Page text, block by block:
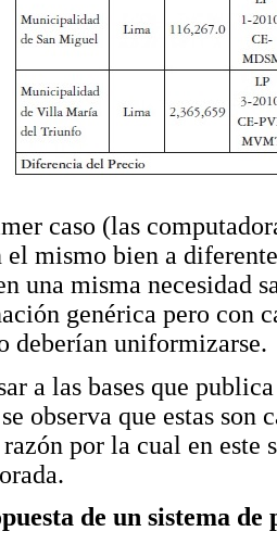
caso (las
el mismo bien a
una misma necesidad
genérica pero con
deberían uniformizarse.
a las bases que
observa que estas
por la cual en este
de un sistema